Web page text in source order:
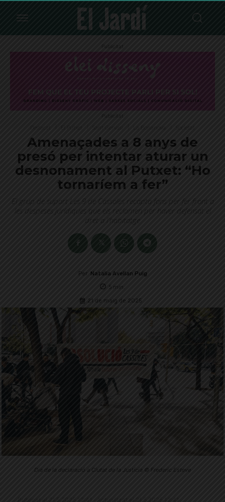
Publicitat
Publicitat
Amenaçades a 8 anys de
presó per intentar aturar un
desnonament al Putxet: “Ho
tornaríem a fer”
El grup de suport Les 9 de Cassoles recapta fons per fer front a
les despeses jurídiques que els reclamen per haver defensat el
dret a l'habitatge
Per Natalia Avellan Puig
5min.
21 de maig de 2025
Dia de la declaració a Ciutat de la Justícia © Frederic Esteve